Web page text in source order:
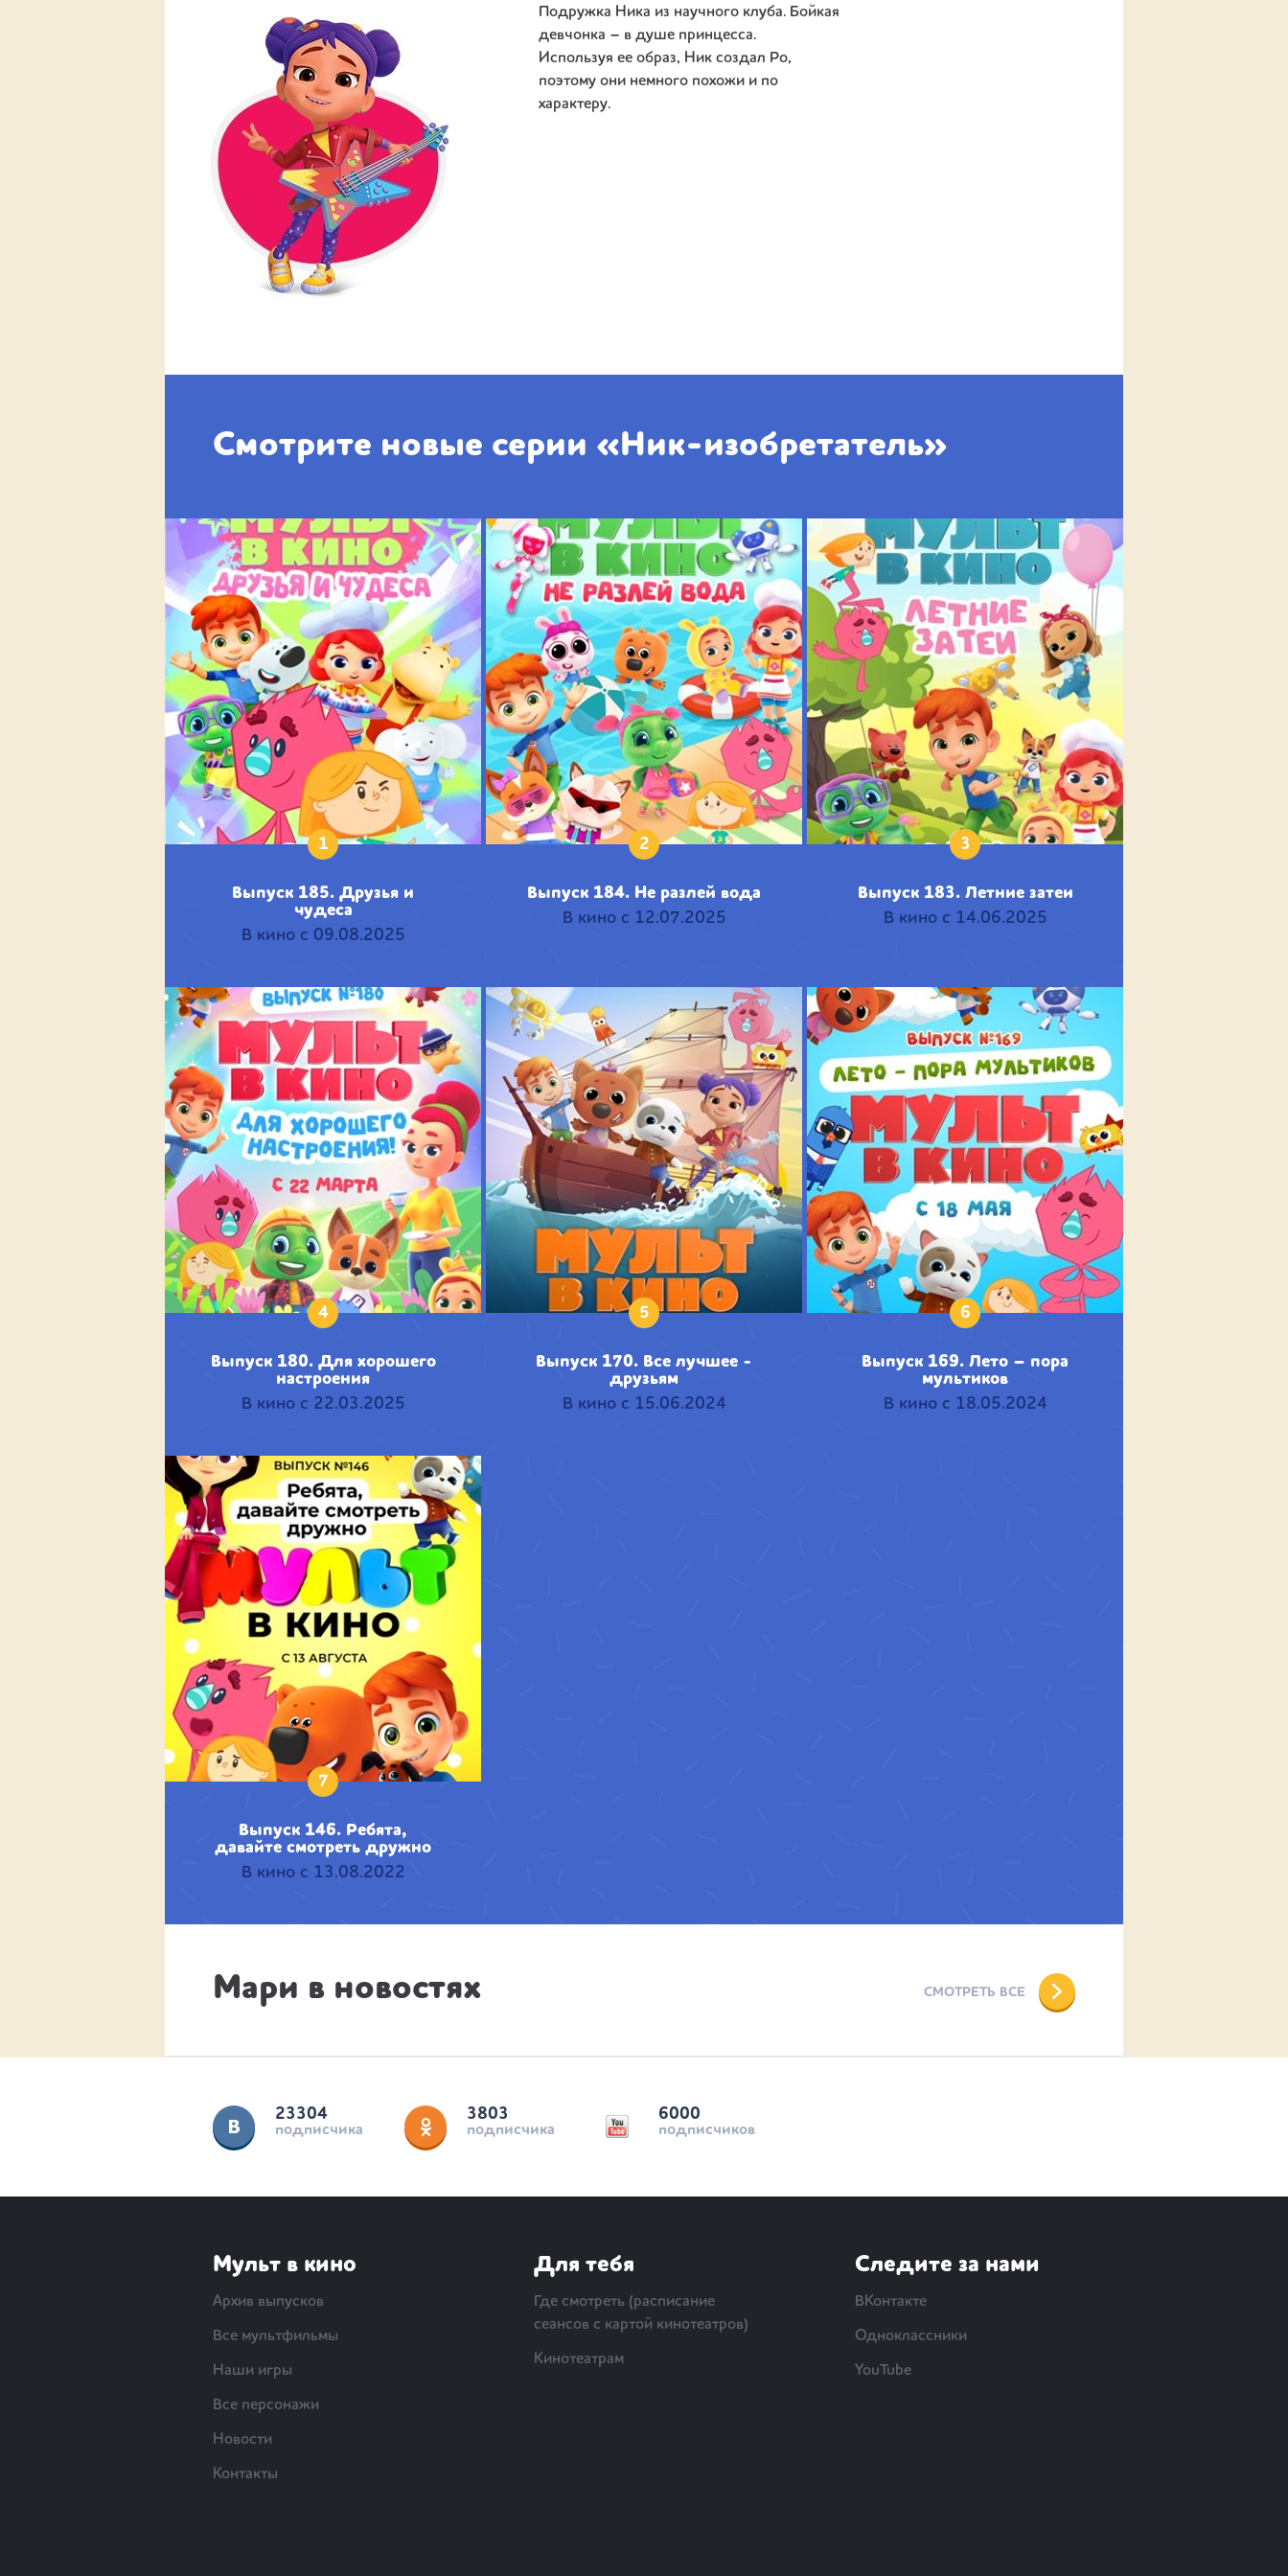
Подружка Ника из научного клуба. Бойкая
девчонка – в душе принцесса.
Используя ее образ, Ник создал Ро,
поэтому они немного похожи и по
характеру.
Смотрите новые серии «Ник-изобретатель»
1
Выпуск 185. Друзья и
чудеса
В кино с 09.08.2025
2
Выпуск 184. Не разлей вода
В кино с 12.07.2025
3
Выпуск 183. Летние затеи
В кино с 14.06.2025
4
Выпуск 180. Для хорошего
настроения
В кино с 22.03.2025
5
Выпуск 170. Все лучшее -
друзьям
В кино с 15.06.2024
6
Выпуск 169. Лето – пора
мультиков
В кино с 18.05.2024
7
Выпуск 146. Ребята,
давайте смотреть дружно
В кино с 13.08.2022
Мари в новостях СМОТРЕТЬ ВСЕ
23304
подписчика
3803
подписчика
6000
подписчиков
Мульт в кино
Архив выпусков
Все мультфильмы
Наши игры
Все персонажи
Новости
Контакты
Для тебя
Где смотреть (расписание
сеансов с картой кинотеатров)
Кинотеатрам
Следите за нами
ВКонтакте
Одноклассники
YouTube